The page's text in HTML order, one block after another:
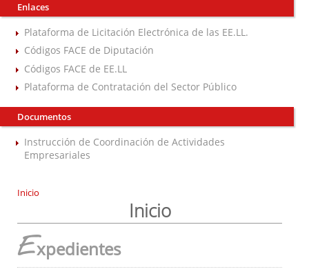
Enlaces
Plataforma de Licitación Electrónica de las EE.LL.
Códigos FACE de Diputación
Códigos FACE de EE.LL
Plataforma de Contratación del Sector Público
Documentos
Instrucción de Coordinación de Actividades
Empresariales
Inicio
Inicio
Expedientes